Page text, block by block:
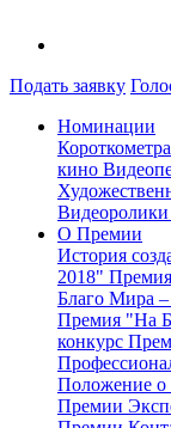
Подать заявку
Номинации
кино
О Премии
История
2018"
Благо Мира
Премия "На
конкурс
Положение
Премии